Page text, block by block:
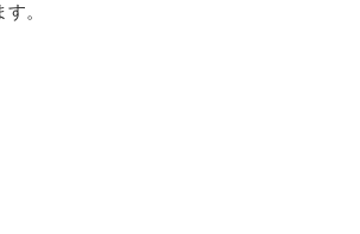
。